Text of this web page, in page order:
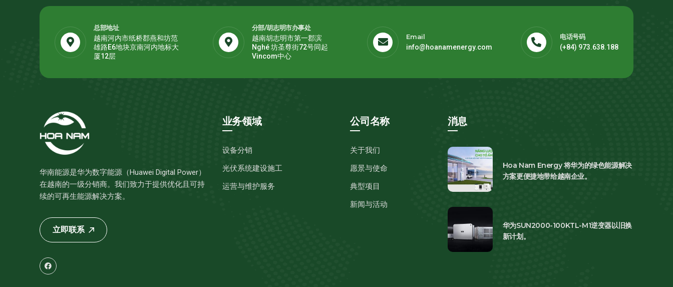
总部地址
越南河内市纸桥郡燕和坊范
雄路E6地块京南河内地标大
厦12层
分部/胡志明市办事处
越南胡志明市第一郡滨
Nghé 坊圣尊街72号同起
Vincom中心
Email
info@hoanamenergy.com
电话号码
(+84) 973.638.188
华南能源是华为数字能源（Huawei Digital Power）
在越南的一级分销商。我们致力于提供优化且可持
续的可再生能源解决方案。
立即联系
业务领域
设备分销
光伏系统建设施工
运营与维护服务
公司名称
关于我们
愿景与使命
典型项目
新闻与活动
消息
Hoa Nam Energy 将华为的绿色能源解决
方案更便捷地带给越南企业。
华为SUN2000-100KTL-M1逆变器以旧换
新计划。